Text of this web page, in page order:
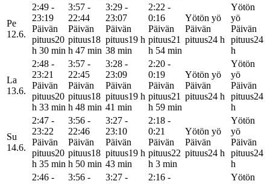
Pe
12.6.
2:49 -
23:19
Päivän
pituus20
h 30 min
3:57 -
22:44
Päivän
pituus18
h 47 min
3:29 -
23:07
Päivän
pituus19 h
38 min
2:22 -
0:16
Päivän
pituus21
h 54 min
Yötön yö
Päivän
pituus24 h
Yötön
yö
Päivän
pituus24
h
La
13.6.
2:48 -
23:21
Päivän
pituus20
h 33 min
3:57 -
22:45
Päivän
pituus18
h 48 min
3:28 -
23:09
Päivän
pituus19 h
41 min
2:20 -
0:19
Päivän
pituus21
h 59 min
Yötön yö
Päivän
pituus24 h
Yötön
yö
Päivän
pituus24
h
Su
14.6.
2:47 -
23:22
Päivän
pituus20
h 35 min
3:56 -
22:46
Päivän
pituus18
h 50 min
3:27 -
23:10
Päivän
pituus19 h
43 min
2:18 -
0:21
Päivän
pituus22
h 3 min
Yötön yö
Päivän
pituus24 h
Yötön
yö
Päivän
pituus24
h
2:46 -
3:56 -
3:27 -
2:16 -
Yötön